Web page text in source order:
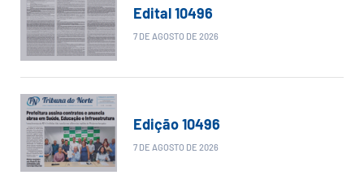
Edital 10496
7 DE AGOSTO DE 2026
Edição 10496
7 DE AGOSTO DE 2026